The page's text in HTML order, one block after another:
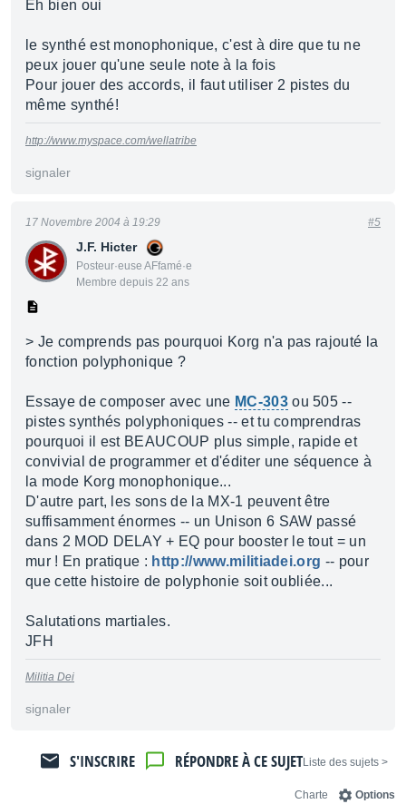
Eh bien oui
le synthé est monophonique, c'est à dire que tu ne
peux jouer qu'une seule note à la fois
Pour jouer des accords, il faut utiliser 2 pistes du
même synthé!
http://www.myspace.com/wellatribe
signaler
J.F. Hicter
Posteur·euse AFfamé·e
Membre depuis 22 ans
17 Novembre 2004 à 19:29 #5
> Je comprends pas pourquoi Korg n'a pas rajouté la
fonction polyphonique ?
Essaye de composer avec une MC-303ou 505 --
pistes synthés polyphoniques -- et tu comprendras
pourquoi il est BEAUCOUP plus simple, rapide et
convivial de programmer et d'éditer une séquence à
la mode Korg monophonique...
D'autre part, les sons de la MX-1 peuvent être
suffisamment énormes -- un Unison 6 SAW passé
dans 2 MOD DELAY + EQ pour booster le tout = un
mur ! En pratique : http://www.militiadei.org -- pour
que cette histoire de polyphonie soit oubliée...
Salutations martiales.
JFH
Militia Dei
signaler
< Liste des sujets
RÉPONDRE À CE SUJET
S'INSCRIRE
Options
Charte